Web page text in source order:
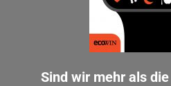
Sind wir mehr als